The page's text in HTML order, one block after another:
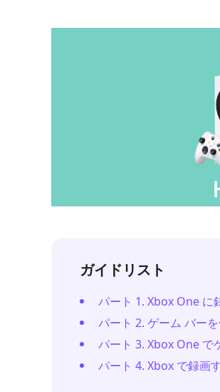
ガイドリスト
パート 1. Xbox One に
パート 2. ゲーム バー
パート 3. Xbox One で
パート 4. Xbox で録画